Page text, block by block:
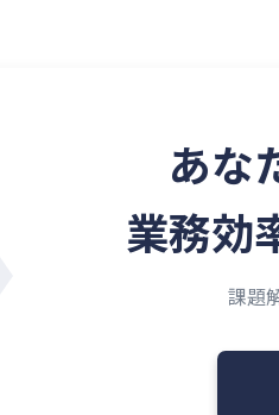
あな
業務効
課題